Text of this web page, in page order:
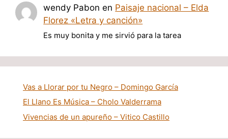
wendy Pabon en Paisaje nacional – Elda
Florez «Letra y canción»
Es muy bonita y me sirvió para la tarea
Vas a Llorar por tu Negro – Domingo García
El Llano Es Música – Cholo Valderrama
Vivencias de un apureño – Vitico Castillo